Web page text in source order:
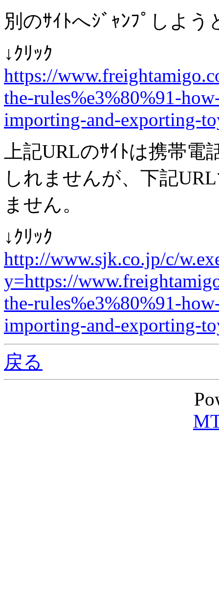
別のｻｲﾄへｼﾞｬﾝﾌﾟしよ
↓ｸﾘｯｸ
https://
the-rules%e3%80%91-
importing-and-exporting-
上記URLのｻｲﾄは携帯
しれませんが、下記
ません。
↓ｸﾘｯｸ
http://www.sjk.co.jp/c/
y=https://
the-rules%e3%80%91-
importing-and-exporting-
戻る